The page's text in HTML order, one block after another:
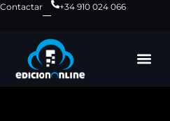
Ir
contenido
Contactar
+34 910 024 066